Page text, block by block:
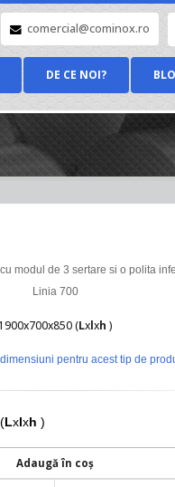
comercial@cominox.ro
DE CE NOI?
modul de 3 sertare si o polita
Linia 700
(Lxlxh )
pentru acest tip de
Lxlxh )
Adaugă în coș